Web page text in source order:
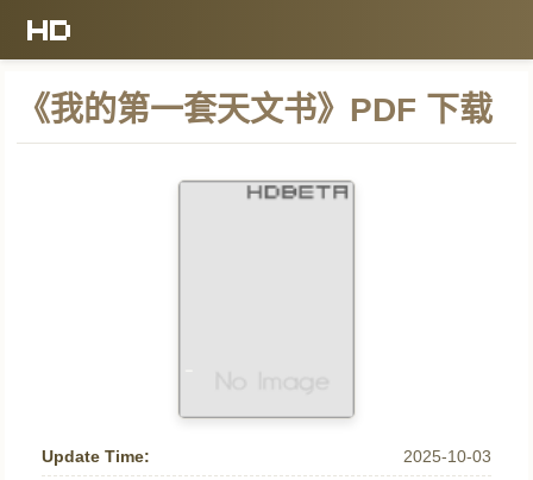
《我的第一套天文书》PDF 下载
Update Time: 2025-10-03